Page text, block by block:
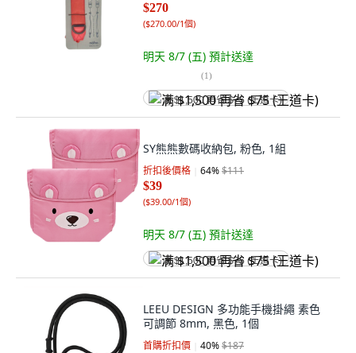
$270
($270.00/1個)
明天 8/7 (五) 預計送達
(1)
满 $1,500 再省 $75 (王道卡)
SY熊熊數碼收納包, 粉色, 1組
折扣後價格 64%$111
$39
($39.00/1個)
明天 8/7 (五) 預計送達
满 $1,500 再省 $75 (王道卡)
LEEU DESIGN 多功能手機掛繩 素色
可調節 8mm, 黑色, 1個
首購折扣價 40%$187